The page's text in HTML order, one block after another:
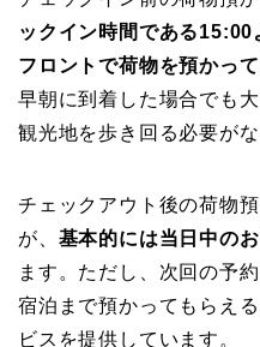
ックイン時間である15:00
フロントで荷物を預かっ
早朝に到着した場合でも
観光地を歩き回る必要がな
チェックアウト後の荷物
が、 基本的には当日中の
ます。ただし、次回の予
宿泊まで預かってもらえ
ビスを提供しています。